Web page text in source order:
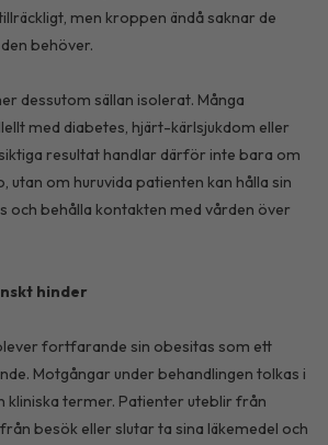
men kroppen ändå saknar de
behöver.
dessutom sällan isolerat. Många
med diabetes, hjärt-kärlsjukdom eller
resultat handlar därför inte bara om
utan om huruvida patienten kan hålla sin
och behålla kontakten med vården över
hinder
fortfarande sin obesitas som ett
Motgångar under behandlingen tolkas i
kliniska termer. Patienter uteblir från
besök eller slutar ta sina läkemedel och